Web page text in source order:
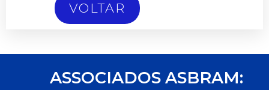
VOLTAR
ASSOCIADOS ASBRAM: